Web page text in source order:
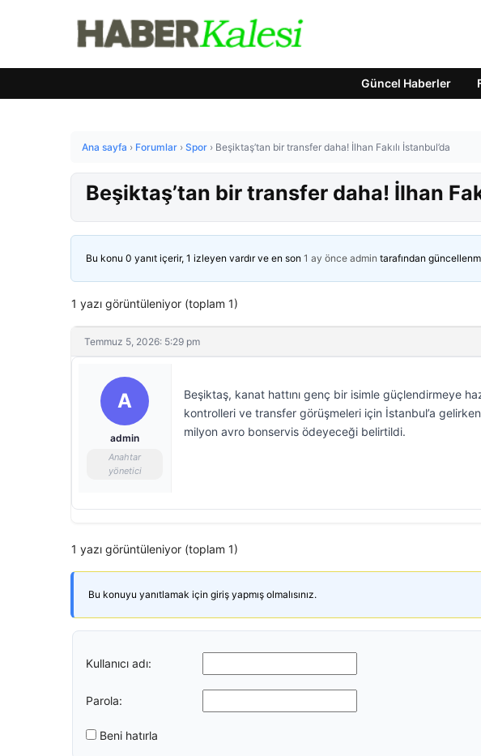
Güncel Haberler
Ana sayfa › Forumlar › Spor › Beşiktaş’tan bir transfer daha! İlhan Fakılı İstanbul’da
Beşiktaş’tan bir transfer daha! İlhan
Bu konu 0 yanıt içerir, 1 izleyen vardır ve en son 1 ay önce admin tarafından
1 yazı görüntüleniyor (toplam 1)
Temmuz 5, 2026: 5:29 pm
A
admin
Anahtar
yönetici
Beşiktaş, kanat hattını genç bir isimle güçlendirmeye
kontrolleri ve transfer görüşmeleri için İstanbul’a
milyon avro bonservis ödeyeceği belirtildi.
1 yazı görüntüleniyor (toplam 1)
Bu konuyu yanıtlamak için giriş yapmış olmalısınız.
Kullanıcı adı:
Parola:
Beni hatırla